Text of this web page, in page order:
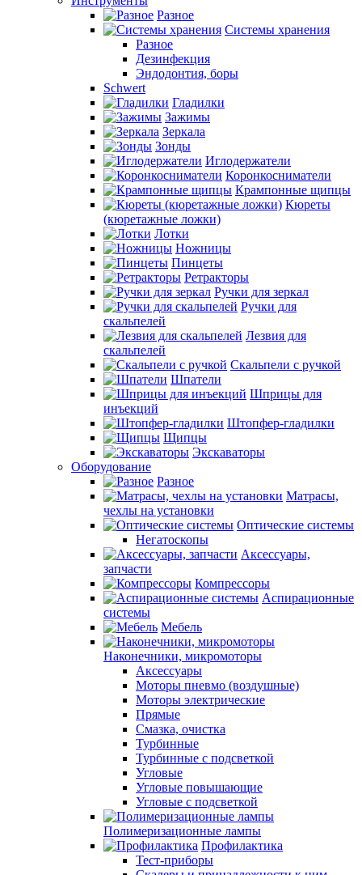
Разное
Системы хранения
Разное
Дезинфекция
Эндодонтия, боры
Schwert
Гладилки
Зажимы
Зеркала
Зонды
Иглодержатели
Коронкосниматели
Крампонные щипцы
Кюреты
(кюретажные ложки)
Лотки
Ножницы
Пинцеты
Ретракторы
Ручки для зеркал
Ручки для
скальпелей
Лезвия для
скальпелей
Скальпели с ручкой
Шпатели
Шприцы для
инъекций
Штопфер-гладилки
Щипцы
Экскаваторы
Оборудование
Разное
Матрасы,
чехлы на установки
Оптические системы
Негатоскопы
Аксессуары,
запчасти
Компрессоры
Аспирационные
системы
Мебель
Наконечники, микромоторы
Аксессуары
Моторы пневмо (воздушные)
Моторы электрические
Прямые
Смазка, очистка
Турбинные
Турбинные с подсветкой
Угловые
Угловые повышающие
Угловые с подсветкой
Полимеризационные лампы
Профилактика
Тест-приборы